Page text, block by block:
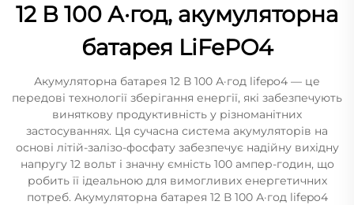
12 В 100 А·год, акумуляторна
батарея LiFePO4
Акумуляторна батарея 12 В 100 А·год lifepo4 — це
передові технології зберігання енергії, які забезпечують
виняткову продуктивність у різноманітних
застосуваннях. Ця сучасна система акумуляторів на
основі літій-залізо-фосфату забезпечує надійну вихідну
напругу 12 вольт і значну ємність 100 ампер-годин, що
робить її ідеальною для вимогливих енергетичних
потреб. Акумуляторна батарея 12 В 100 А·год lifepo4